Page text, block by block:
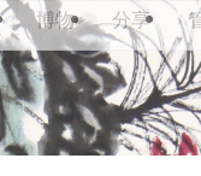
博物 分享